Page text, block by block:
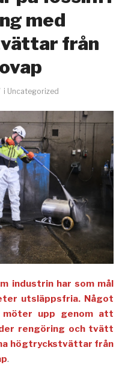
med
från
i Uncategorized
industrin har som mål
utsläppsfria. Något
möter upp genom att
rengöring och tvätt
högtryckstvättar från
.